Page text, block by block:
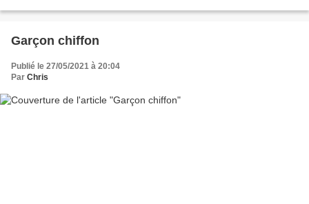
Garçon chiffon
Publié le 27/05/2021 à 20:04
Par Chris